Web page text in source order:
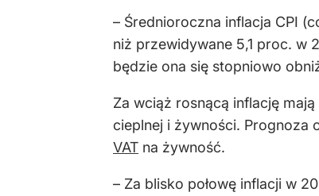
– Średnioroczna inflacja CPI
niż przewidywane 5,1 proc. w
będzie ona się stopniowo
Za wciąż rosnącą inflację
cieplnej i żywności. Prognoza
VAT na żywność.
– Za blisko połowę inflacji w